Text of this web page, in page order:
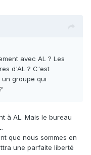
avec AL ? Les
d'AL ? C'est
groupe qui
à AL. Mais le bureau
que nous sommes en
une parfaite liberté